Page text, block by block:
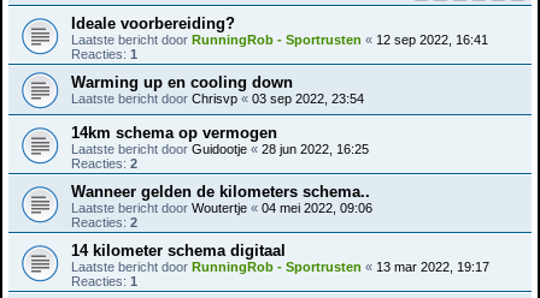
Ideale voorbereiding?
Laatste bericht door RunningRob - Sportrusten « 12 sep 2022, 16:41
Reacties: 1
Warming up en cooling down
Laatste bericht door Chrisvp « 03 sep 2022, 23:54
14km schema op vermogen
Laatste bericht door Guidootje « 28 jun 2022, 16:25
Reacties: 2
Wanneer gelden de kilometers schema..
Laatste bericht door Woutertje « 04 mei 2022, 09:06
Reacties: 2
14 kilometer schema digitaal
Laatste bericht door RunningRob - Sportrusten « 13 mar 2022, 19:17
Reacties: 1